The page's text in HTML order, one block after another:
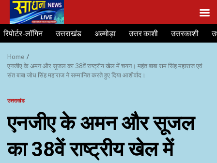
Skip
to
content
रिपोर्टर-लॉगिन उत्तराखंड अल्मोड़ा उत्तर काशी उत्तरकाशी
Home
एनजीए के अमन और सूजल का 38वें राष्ट्रीय खेल में चयन। महंत बाबा राम सिंह महाराज एवं
संत बाबा जोध सिंह महाराज ने सम्मानित करते हुए दिया आशीर्वाद।
उत्तराखंड
एनजीए के अमन और सूजल
का 38वें राष्ट्रीय खेल में